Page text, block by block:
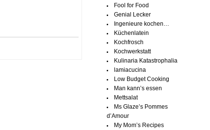
Fool for Food
Genial Lecker
Ingenieure kochen…
Küchenlatein
Kochfrosch
Kochwerkstatt
Kulinaria Katastrophalia
lamiacucina
Low Budget Cooking
Man kann’s essen
Mettsalat
Ms Glaze’s Pommes
d’Amour
My Mom’s Recipes